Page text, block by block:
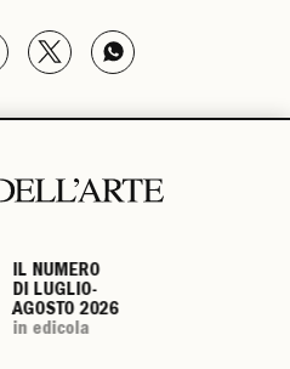
IL NUMERO
DI LUGLIO-
AGOSTO 2026
in edicola
IL NUMERO
DI LUGLIO-
AGOSTO 2026
in edicola
IL NUMERO
DI LUGLIO-
AGOSTO 2026
in edicola
IL NUMERO
DI LUGLIO-
AGOSTO 2026
in edicola